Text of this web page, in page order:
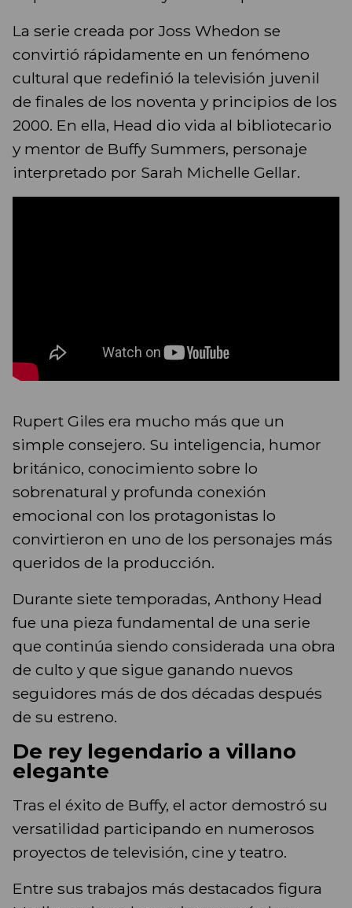
La serie creada por Joss Whedon se
convirtió rápidamente en un fenómeno
cultural que redefinió la televisión juvenil
de finales de los noventa y principios de los
2000. En ella, Head dio vida al bibliotecario
y mentor de Buffy Summers, personaje
interpretado por Sarah Michelle Gellar.
Rupert Giles era mucho más que un
simple consejero. Su inteligencia, humor
británico, conocimiento sobre lo
sobrenatural y profunda conexión
emocional con los protagonistas lo
convirtieron en uno de los personajes más
queridos de la producción.
Durante siete temporadas, Anthony Head
fue una pieza fundamental de una serie
que continúa siendo considerada una obra
de culto y que sigue ganando nuevos
seguidores más de dos décadas después
de su estreno.
De rey legendario a villano
elegante
Tras el éxito de Buffy, el actor demostró su
versatilidad participando en numerosos
proyectos de televisión, cine y teatro.
Entre sus trabajos más destacados figura